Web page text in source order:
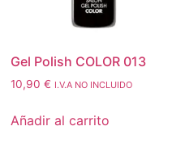
Gel Polish COLOR 013
10,90 € I.V.A NO INCLUIDO
Añadir al carrito